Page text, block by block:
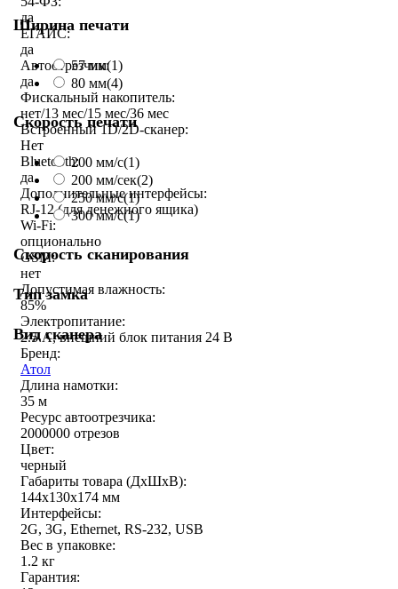
Ширина печати
57 мм(1)
80 мм(4)
Скорость печати
200 мм/с(1)
200 мм/сек(2)
250 мм/c(1)
300 мм/с(1)
Скорость сканирования
Тип замка
Вид сканера
да
ЕГАИС:
да
Автоотрезчик:
да
Фискальный накопитель:
нет/13 мес/15 мес/36 мес
Встроенный 1D/2D-сканер:
Нет
Bluetooth:
да
Дополнительные интерфейсы:
RJ-12 (для денежного ящика)
Wi-Fi:
опционально
GSM:
нет
Допустимая влажность:
85%
Электропитание:
2.5 А, внешний блок питания 24 В
Бренд:
Атол
Длина намотки:
35 м
Ресурс автоотрезчика:
2000000 отрезов
Цвет:
черный
Габариты товара (ДxШxВ):
144х130х174 мм
Интерфейсы:
2G, 3G, Ethernet, RS-232, USB
Вес в упаковке:
1.2 кг
Гарантия: